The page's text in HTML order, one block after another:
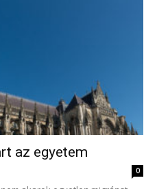
az egyetem
0